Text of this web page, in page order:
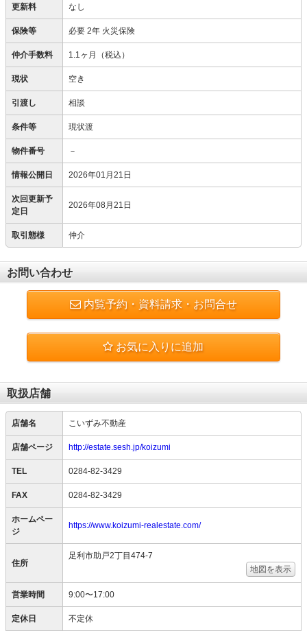
更新料 なし
保険等 必要 2年 火災保険
仲介手数料 1.1ヶ月（税込）
現状 空き
引渡し 相談
条件等 現状渡
物件番号 －
情報公開日 2026年01月21日
次回更新予
定日
2026年08月21日
取引態様 仲介
お問い合わせ
内覧予約・資料請求・お問合せ
お気に入りに追加
取扱店舗
店舗名 こいずみ不動産
店舗ページ http://estate.sesh.jp/koizumi
TEL 0284-82-3429
FAX 0284-82-3429
ホームペー
ジ
https://www.koizumi-realestate.com/
住所
足利市助戸2丁目474-7
地図を表示
営業時間 9:00〜17:00
定休日 不定休